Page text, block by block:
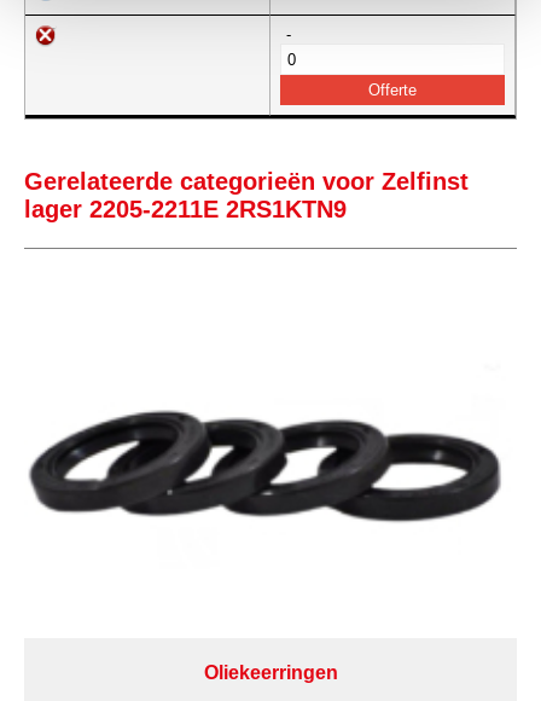
-
Gerelateerde categorieën voor Zelfinst
lager 2205-2211E 2RS1KTN9
Oliekeerringen